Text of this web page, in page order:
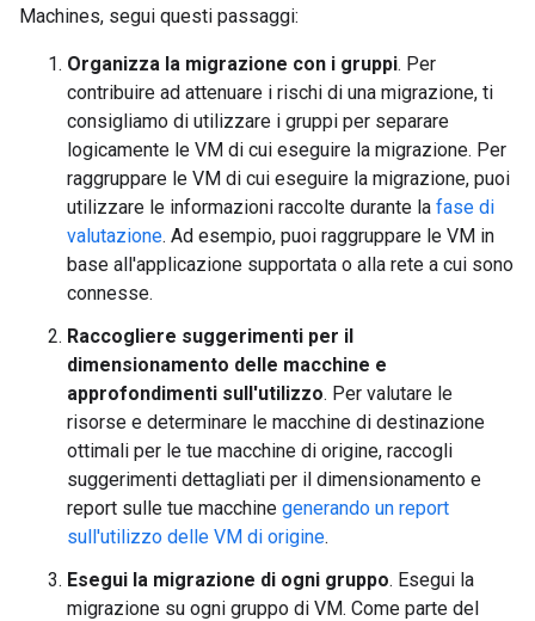
Machines, segui questi passaggi:
Organizza la migrazione con i gruppi. Per
contribuire ad attenuare i rischi di una migrazione, ti
consigliamo di utilizzare i gruppi per separare
logicamente le VM di cui eseguire la migrazione. Per
raggruppare le VM di cui eseguire la migrazione, puoi
utilizzare le informazioni raccolte durante la fase di
valutazione. Ad esempio, puoi raggruppare le VM in
base all'applicazione supportata o alla rete a cui sono
connesse.
Raccogliere suggerimenti per il
dimensionamento delle macchine e
approfondimenti sull'utilizzo. Per valutare le
risorse e determinare le macchine di destinazione
ottimali per le tue macchine di origine, raccogli
suggerimenti dettagliati per il dimensionamento e
report sulle tue macchine generando un report
sull'utilizzo delle VM di origine.
Esegui la migrazione di ogni gruppo. Esegui la
migrazione su ogni gruppo di VM. Come parte del